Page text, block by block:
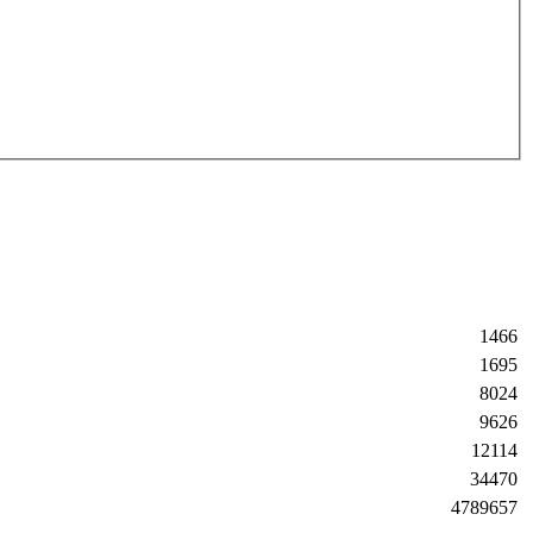
1466
1695
8024
9626
12114
34470
4789657